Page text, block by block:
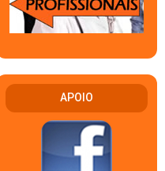
APOIO